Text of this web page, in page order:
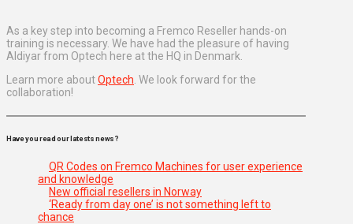
As a key step into becoming a Fremco Reseller hands-on
training is necessary. We have had the pleasure of having
Aldiyar from Optech here at the HQ in Denmark.
Learn more aboutOptech . We look forward for the
collaboration!
Have you read our latests news?
QR Codes on Fremco Machines for user experience
and knowledge
New official resellers in Norway
‘Ready from day one’ is not something left to
chance